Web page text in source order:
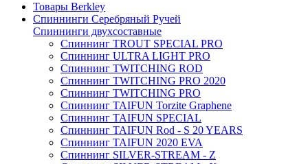
Товары Berkley
Спиннинги Серебряный Ручей
Спиннинги двухсоставные
Спиннинг TROUT SPECIAL PRO
Спиннинг ULTRA LIGHT PRO
Спиннинг TWITCHING ROD
Спиннинг TWITCHING PRO 2020
Спиннинг TWITCHING PRO
Спиннинг TAIFUN Torzite Graphene
Спиннинг TAIFUN SPECIAL
Спиннинг TAIFUN Rod - S 20 YEARS
Спиннинг TAIFUN 2020 EVA
Спиннинг SILVER-STREAM - Z